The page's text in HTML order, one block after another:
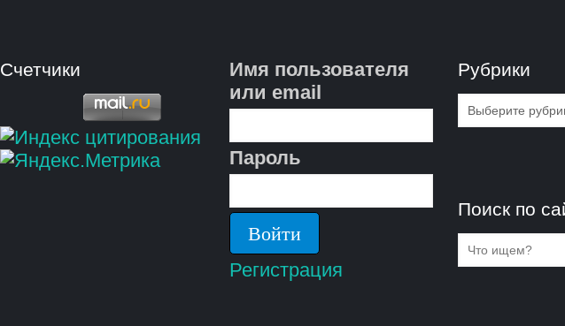
Счетчики
Имя пользователя
или email
Пароль
Регистрация
Рубрики
Рубрики
Поиск по